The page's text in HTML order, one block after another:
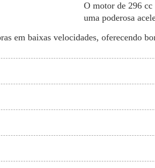
O motor de 296 cc
uma poderosa
em baixas velocidades, oferecendo